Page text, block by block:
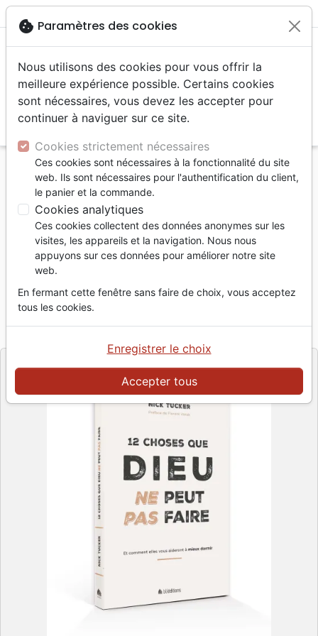
menu
Accueil Livres Edification
Croissance spirituelle
12 Choses que Dieu ne peut pas faire - Et comment
elles vous aideront à mieux dormir
12 Choses que Dieu ne peut pas faire
Et comment elles vous aideront à mieux
dormir
Auteur :Nick Tucker
cookie Paramètres des cookies
Nous utilisons des cookies pour vous offrir la
meilleure expérience possible. Certains cookies
sont nécessaires, vous devez les accepter pour
continuer à naviguer sur ce site.
Cookies strictement nécessaires
Ces cookies sont nécessaires à la fonctionnalité du site
web. Ils sont nécessaires pour l'authentification du client,
le panier et la commande.
Cookies analytiques
Ces cookies collectent des données anonymes sur les
visites, les appareils et la navigation. Nous nous
appuyons sur ces données pour améliorer notre site
web.
En fermant cette fenêtre sans faire de choix, vous acceptez
tous les cookies.
Accepter tous
Enregistrer le choix